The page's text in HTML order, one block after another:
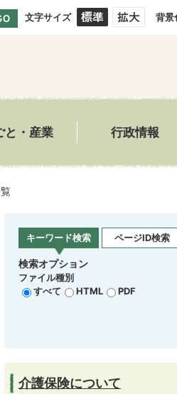
文字サイズ 背景
と・産業 行政情報
キーワード検索 ページID検索
検索オプション
ファイル種別
すべて
HTML PDF
介護保険について